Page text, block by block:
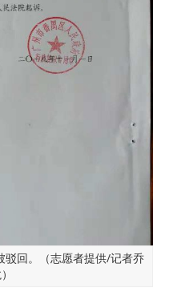
驳回。（志愿者提供/记者乔